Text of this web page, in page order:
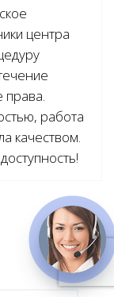
центра
права.
работа
качеством.